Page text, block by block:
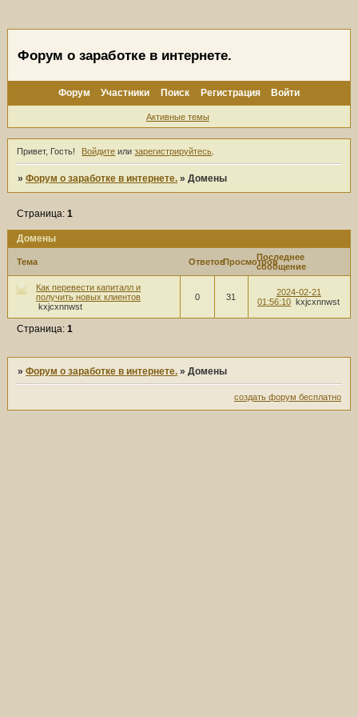
Форум о заработке в интернете.
Форум Участники Поиск Регистрация Войти
Активные темы
Привет, Гость! Войдите илизарегистрируйтесь
»Форум о заработке в интернете. »Домены
Домены
Страница:1
Тема ОтветовПросмотровПоследнее
сообщение
Как перевести капиталл и
получить новых клиентов
kxjcxnnwst
0 31
2024-02-21
01:56:10 kxjcxnnwst
Страница:1
»Форум о заработке в интернете. »Домены
создать форум бесплатно